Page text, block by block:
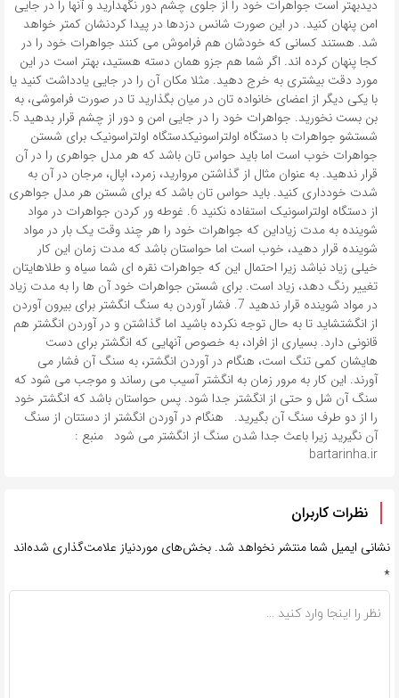
دیدبهتر است جواهرات خود را از جلوی چشم دور نگهدارید و آنها را در جایی
امن پنهان کنید. در این صورت شانس دزدها در پیدا کردنشان کمتر خواهد
شد. هستند کسانی که خودشان هم فراموش می کنند جواهرات خود را در
کجا پنهان کرده اند. اگر شما هم جزو همان دسته هستید، بهتر است در این
مورد دقت بیشتری به خرج دهید. مثلا مکان آن را در جایی یادداشت کنید یا
با یکی دیگر از اعضای خانواده تان در میان بگذارید تا در صورت فراموشی، به
بن بست نخورید. جواهرات خود را در جایی امن و دور از چشم قرار بدهید 5.
شستشو جواهرات با دستگاه اولتراسونیکدستگاه اولتراسونیک برای شستن
جواهرات خوب است اما باید حواس تان باشد که هر مدل جواهری را در آن
قرار ندهید. به عنوان مثال از گذاشتن مروارید، زمرد، اپال، مرجان در آن به
شدت خودداری کنید. باید حواس تان باشد که برای شستن هر مدل جواهری
از دستگاه اولتراسونیک استفاده نکنید 6. غوطه ور کردن جواهرات در مواد
شوینده به مدت زیاداین که جواهرات خود را هر چند وقت یک بار در مواد
شوینده قرار دهید، خوب است اما حواستان باشد که مدت زمان این کار
خیلی زیاد نباشد زیرا احتمال این که جواهرات نقره ای شما سیاه و طلاهایتان
تغییر رنگ دهد، زیاد است. برای شستن جواهرات خود آن ها را به مدت زیاد
در مواد شوینده قرار ندهید 7. فشار آوردن به سنگ انگشتر برای بیرون آوردن
از انگشتشاید تا به حال توجه نکرده باشید اما گذاشتن و در آوردن انگشتر هم
قانونی دارد. بسیاری از افراد، به خصوص آنهایی که انگشتر برای دست
هایشان کمی تنگ است، هنگام در آوردن انگشتر، به سنگ آن فشار می
آورند. این کار به مرور زمان به انگشتر آسیب می رساند و موجب می شود که
سنگ آن شل و حتی از انگشتر جدا شود. پس حواستان باشد که انگشتر خود
را از دو طرف سنگ آن بگیرید. هنگام در آوردن انگشتر از دستتان از سنگ
آن نگیرید زیرا باعث جدا شدن سنگ از انگشتر می شود منبع :
bartarinha.ir
نظرات کاربران
نشانی ایمیل شما منتشر نخواهد شد. بخش‌های موردنیاز علامت‌گذاری شده‌اند
*